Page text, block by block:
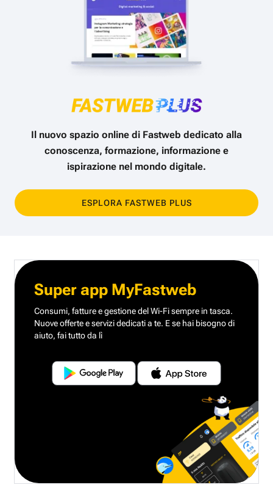
Il nuovo spazio online di Fastweb dedicato alla
conoscenza, formazione, informazione e
ispirazione nel mondo digitale.
ESPLORA FASTWEB PLUS
Super app MyFastweb
Consumi, fatture e gestione del Wi-Fi sempre in tasca.
Nuove offerte e servizi dedicati a te. E se hai bisogno di
aiuto, fai tutto da lì